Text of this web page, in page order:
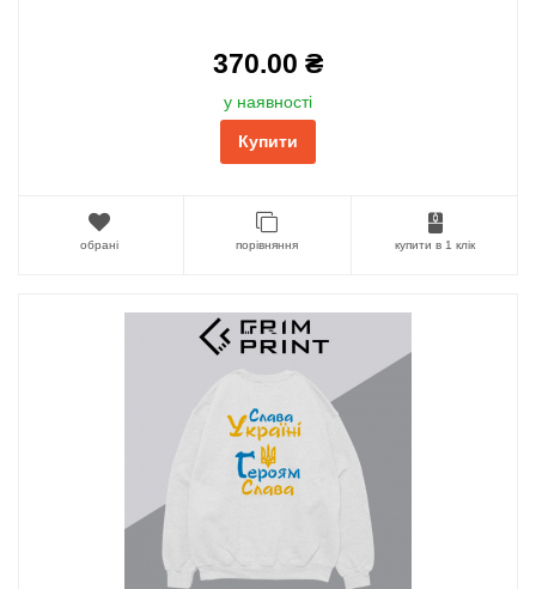
370.00 ₴
у наявності
Купити
обрані порівняння купити в 1 клік